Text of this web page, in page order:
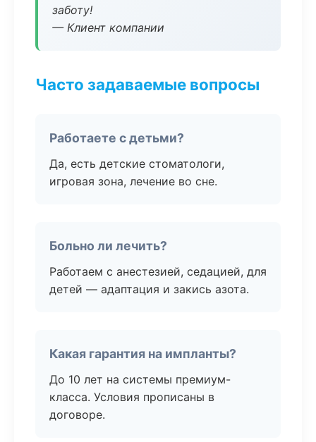
заботу!
— Клиент компании
Часто задаваемые вопросы
Работаете с детьми?
Да, есть детские стоматологи,
игровая зона, лечение во сне.
Больно ли лечить?
Работаем с анестезией, седацией, для
детей — адаптация и закись азота.
Какая гарантия на импланты?
До 10 лет на системы премиум-
класса. Условия прописаны в
договоре.